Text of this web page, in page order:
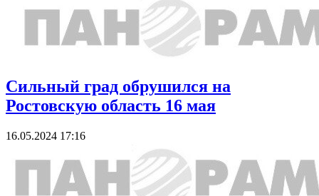
Сильный град обрушился на
Ростовскую область 16 мая
16.05.2024 17:16